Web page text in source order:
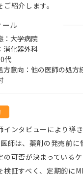
紹介します。
ール
：大学病院
消化器外科
代
方意向：他の医師の処方
インタビューにより導
医師は、薬剤の発売前
の可否が決まっている
検証すべく、定期的に